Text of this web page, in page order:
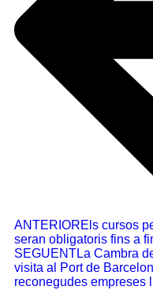
ANTERIOREls cursos
seran obligatoris fins a
SEGUENTLa Cambra
visita al Port de
reconegudes empreses